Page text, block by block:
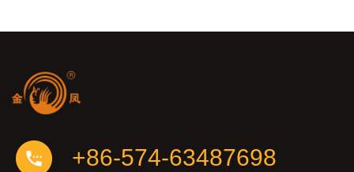
+86-574-63487698